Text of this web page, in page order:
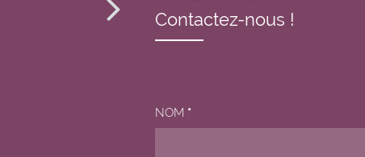
Contactez-nous !
NOM *